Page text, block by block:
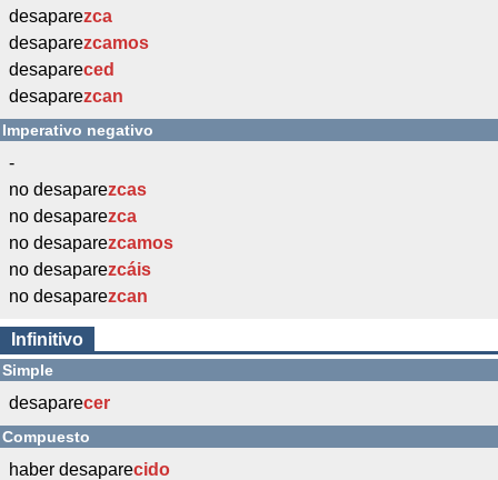
desaparezca
desaparezcamos
desapareced
desaparezcan
Imperativo negativo
-
no desaparezcas
no desaparezca
no desaparezcamos
no desaparezcáis
no desaparezcan
Infinitivo
Simple
desaparecer
Compuesto
haber desaparecido